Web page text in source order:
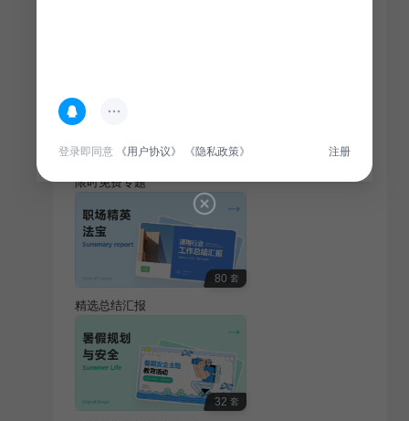
100 套
限时免费专题
80 套
精选总结汇报
32 套
登录即同意 《用户协议》 《隐私政策》 注册